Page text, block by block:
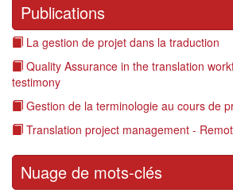
Publications
La gestion de projet dans la traduction
Quality Assurance in the translation
testimony
Gestion de la terminologie au cours de
Translation project management -
Nuage de mots-clés